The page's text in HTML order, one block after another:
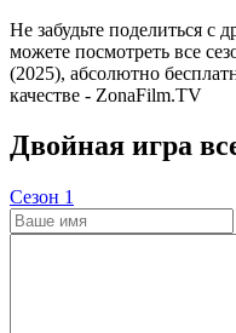
Не забудьте поделиться с
можете посмотреть все
(2025), абсолютно
качестве - ZonaFilm.TV
Двойная игра
Cезон 1